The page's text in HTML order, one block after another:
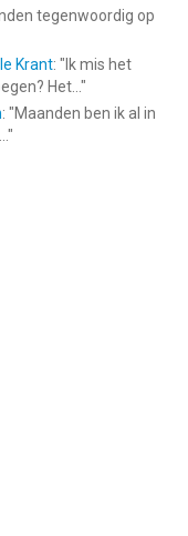
tegenwoordig op
Krant: " Ik mis het
Het... "
: "Maanden ben ik al in
"